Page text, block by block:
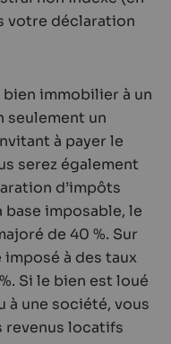
votre déclaration
bien immobilier à un
seulement un
à payer le
serez également
d’impôts
imposable, le
de 40 %. Sur
à des taux
Si le bien est loué
à une société, vous
revenus locatifs